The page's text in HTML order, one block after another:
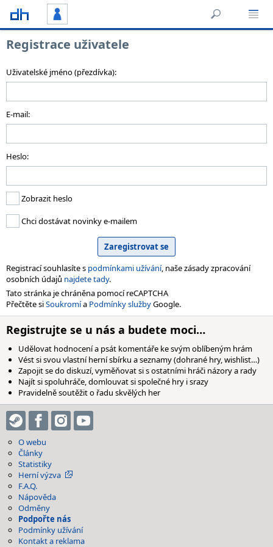
Registrace uživatele
Uživatelské jméno (přezdívka):
E-mail:
Heslo:
Zobrazit heslo
Chci dostávat novinky e-mailem
Registrací souhlasíte s podmínkami užívání, naše zásady zpracování
osobních údajů najdete tady.
Tato stránka je chráněna pomocí reCAPTCHA
Přečtěte siSoukromía Podmínky službyGoogle.
Registrujte se u nás a budete moci…
Udělovat hodnocení a psát komentáře ke svým oblíbeným hrám
Vést si svou vlastní herní sbírku a seznamy (dohrané hry, wishlist…)
Zapojit se do diskuzí, vyměňovat si s ostatními hráči názory a rady
Najít si spoluhráče, domlouvat si společné hry i srazy
Pravidelně soutěžit o řadu skvělých her
O webu
Články
Statistiky
Herní výzva
F.A.Q.
Nápověda
Odměny
Podpořte nás
Podmínky užívání
Kontakt a reklama